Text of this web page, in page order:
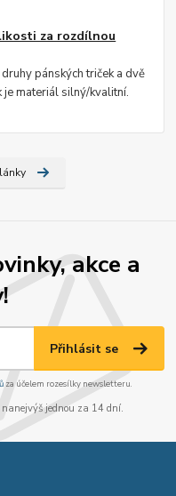
za rozdílnou
pánských triček a dvě
je materiál silný/kvalitní.
akce a
Přihlásit se
za účelem rozesílky newsletteru.
jednou za 14 dní.